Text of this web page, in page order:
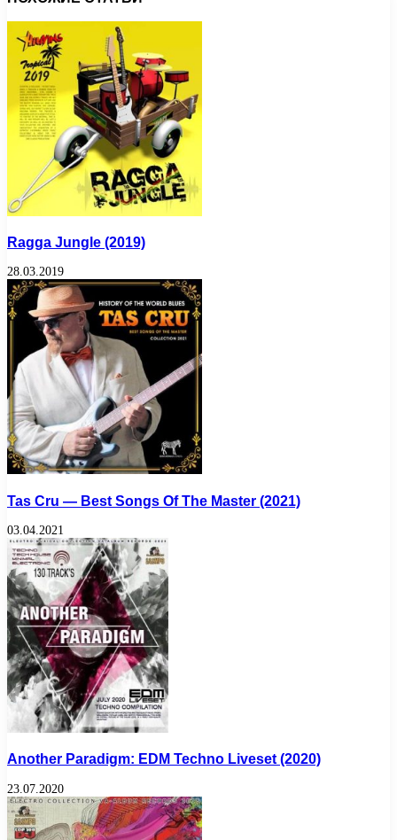
Ragga Jungle (2019)
28.03.2019
Tas Cru — Best Songs Of The Master (2021)
03.04.2021
Another Paradigm: EDM Techno Liveset (2020)
23.07.2020